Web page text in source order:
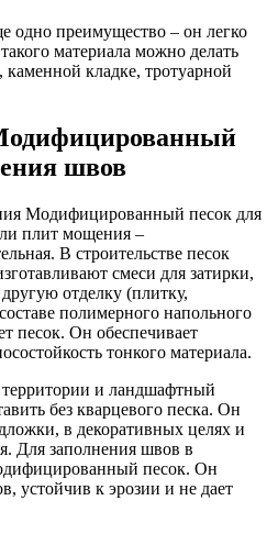
одно преимущество – он легко
материала можно делать
кладке, тротуарной
швов
Модифицированный песок для
плит мощения –
В строительстве песок
смеси для затирки,
отделку (плитку,
полимерного напольного
песок. Он обеспечивает
тонкого материала.
и ландшафтный
без кварцевого песка. Он
в декоративных целях и
Для заполнения швов в
песок. Он
устойчив к эрозии и не дает